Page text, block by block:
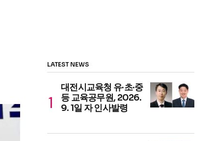
LATEST NEWS
대전시교육청 유·초·중
등 교육공무원, 2026.
9. 1일 자 인사발령